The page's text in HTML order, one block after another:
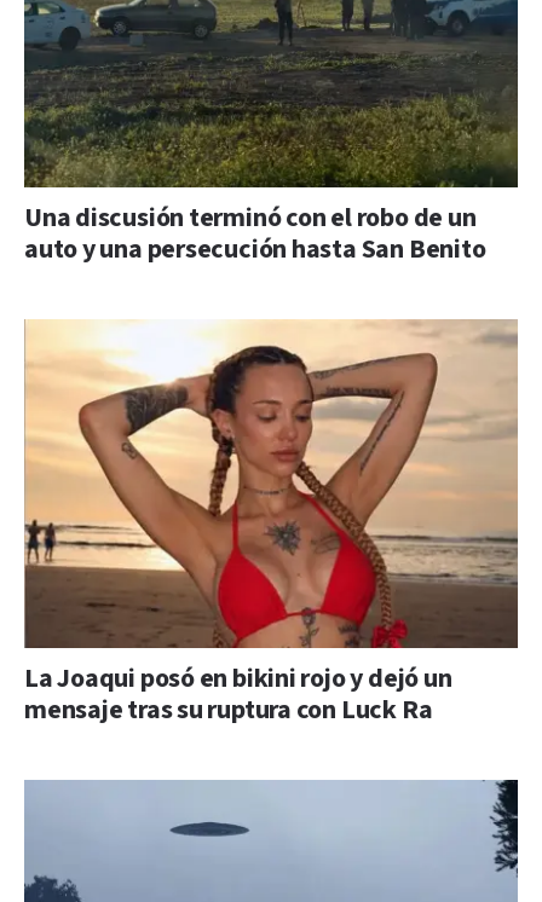
Una discusión terminó con el robo de un
auto y una persecución hasta San Benito
La Joaqui posó en bikini rojo y dejó un
mensaje tras su ruptura con Luck Ra